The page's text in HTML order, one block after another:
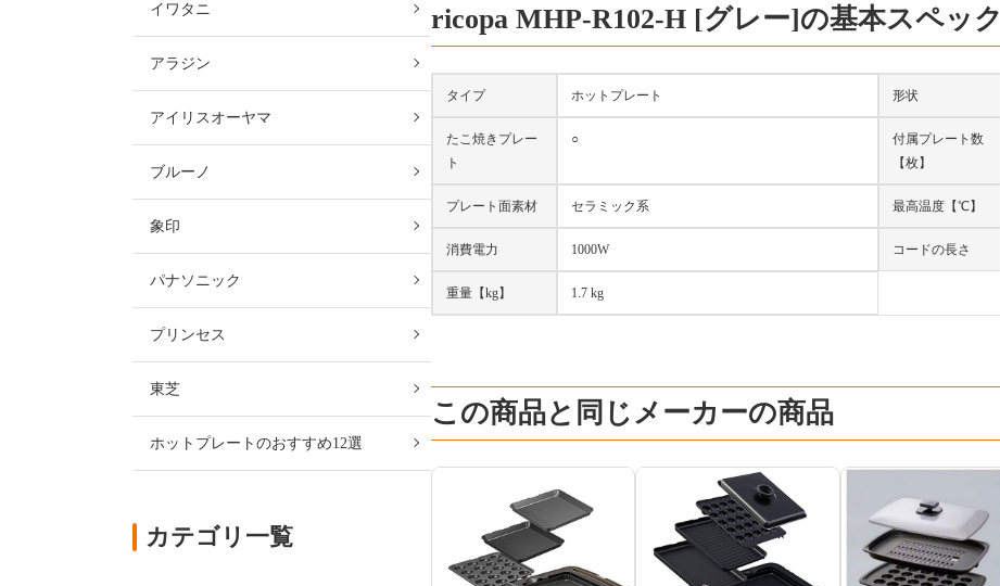
ricopa MHP-R102-H [グレー]の基本スペック
タイプ ホットプレート 形状
たこ焼きプレー
ト
○
付属プレート数
【枚】
プレート面素材 セラミック系 最高温度【℃】
消費電力 1000W コードの長さ
重量【kg】 1.7 kg
この商品と同じメーカーの商品
イワタニ
アラジン
アイリスオーヤマ
ブルーノ
象印
パナソニック
プリンセス
東芝
ホットプレートのおすすめ12選
カテゴリ一覧